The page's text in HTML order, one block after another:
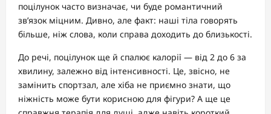
поцілунок часто визначає, чи буде романтичний
зв’язок міцним. Дивно, але факт: наші тіла говорять
більше, ніж слова, коли справа доходить до близькості.
До речі, поцілунок ще й спалює калорії — від 2 до 6 за
хвилину, залежно від інтенсивності. Це, звісно, не
замінить спортзал, але хіба не приємно знати, що
ніжність може бути корисною для фігури? А ще це